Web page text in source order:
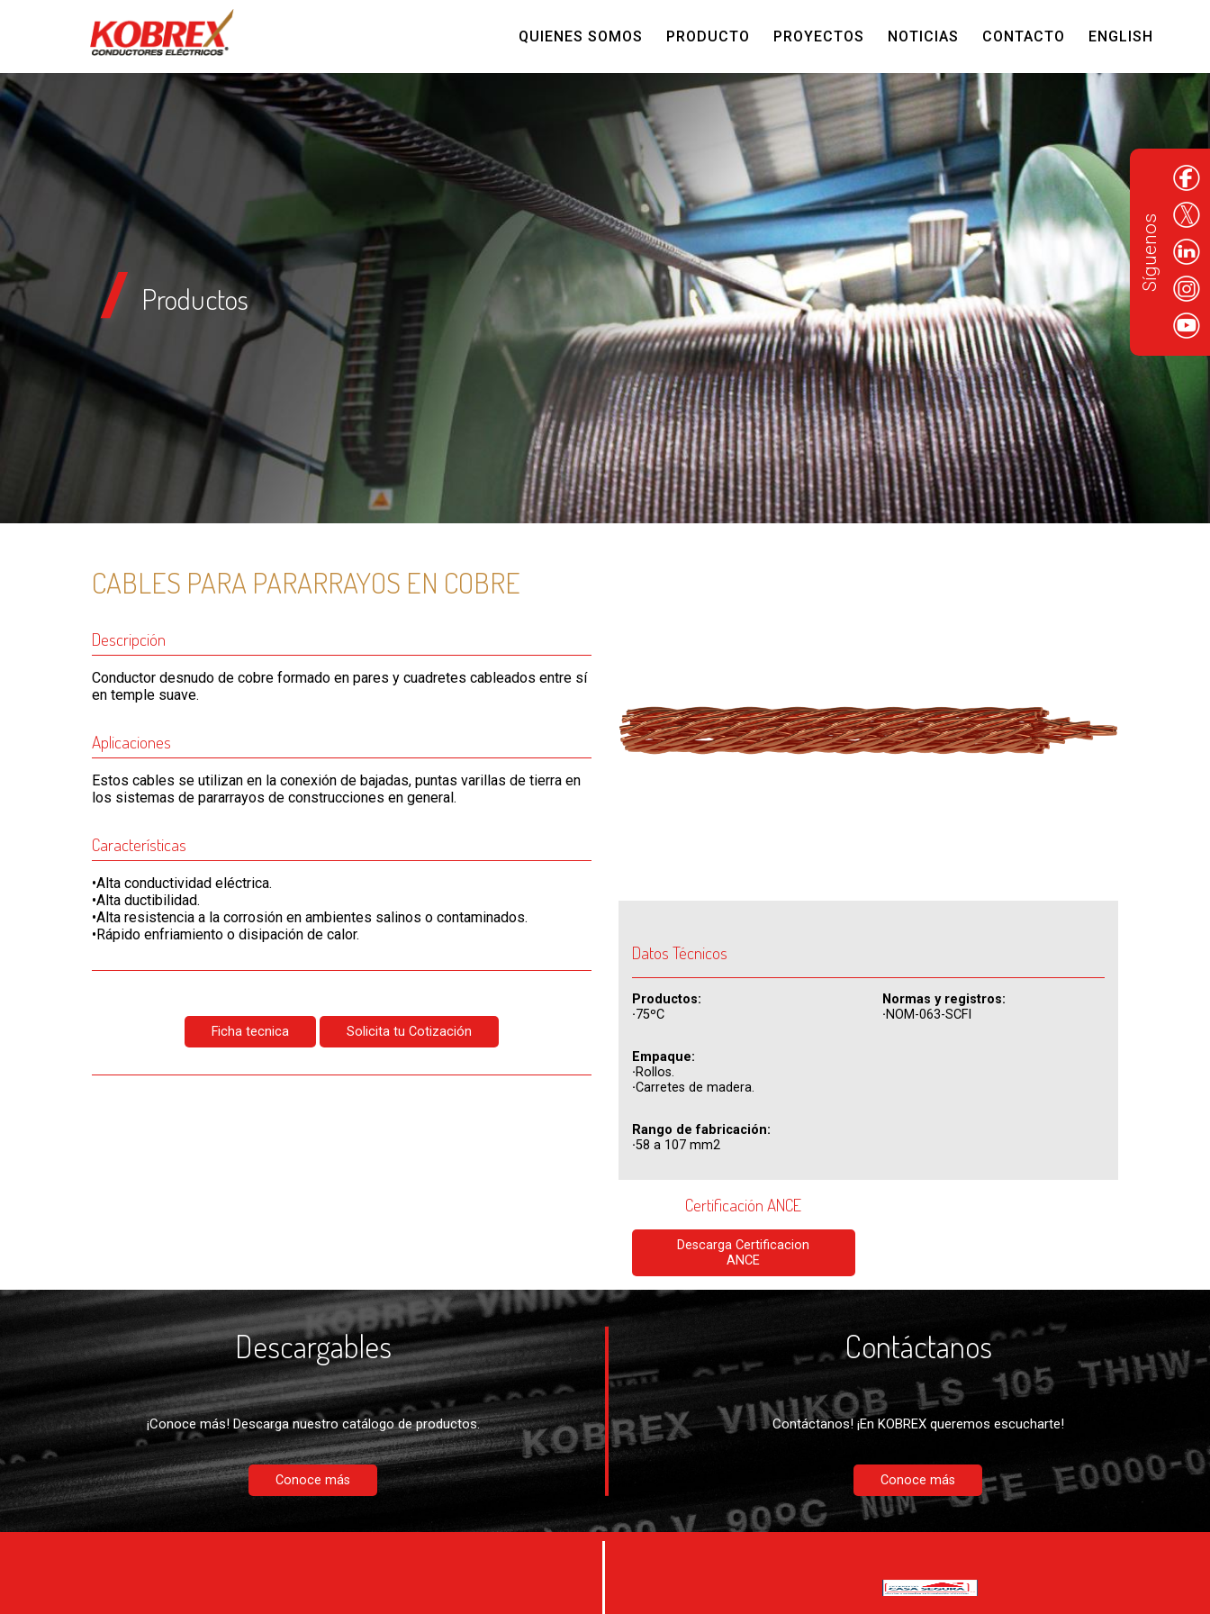
QUIENES SOMOS PRODUCTO PROYECTOS NOTICIAS CONTACTO ENGLISH
Síguenos
Productos
CABLES PARA PARARRAYOS EN COBRE
Descripción
Conductor desnudo de cobre formado en pares y cuadretes cableados entre sí
en temple suave.
Aplicaciones
Estos cables se utilizan en la conexión de bajadas, puntas varillas de tierra en
los sistemas de pararrayos de construcciones en general.
Características
•Alta conductividad eléctrica.
•Alta ductibilidad.
•Alta resistencia a la corrosión en ambientes salinos o contaminados.
•Rápido enfriamiento o disipación de calor.
Ficha tecnica Solicita tu Cotización
Datos Técnicos
Productos:
·75ºC
Empaque:
·Rollos.
·Carretes de madera.
Normas y registros:
·NOM-063-SCFI
Rango de fabricación:
·58 a 107 mm2
Certificación ANCE
Descarga Certificacion
ANCE
Descargables
¡Conoce más! Descarga nuestro catálogo de productos.
Conoce más
Contáctanos
Contáctanos! ¡En KOBREX queremos escucharte!
Conoce más